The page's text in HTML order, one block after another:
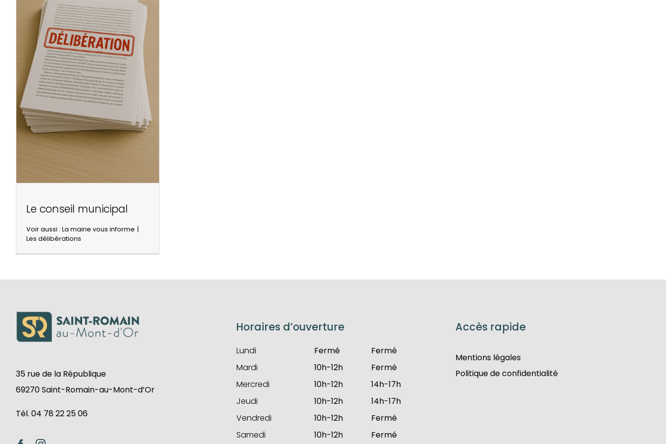
Le conseil municipal
Voir aussi : La mairie vous informe |
Les délibérations
35 rue de la République
69270 Saint-Romain-au-Mont-d’Or
Tél. 04 78 22 25 06
Horaires d’ouverture
Lundi Fermé
Fermé
Mardi
10h-12h
Fermé
Mercredi
10h-12h
14h-17h
Jeudi
10h-12h
14h-17h
Vendredi
10h-12h
Fermé
Samedi
10h-12h Fermé
Accès rapide
Mentions légales
Politique de confidentialité